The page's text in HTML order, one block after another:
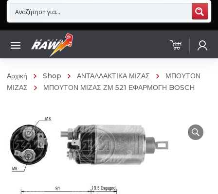
Αρχική Shop ΑΝΤΑΛΛΑΚΤΙΚΑ ΜΙΖΑΣ
ΜΠΟΥΤΟΝ
ΜΙΖΑΣ
ΜΠΟΥΤΟΝ ΜΙΖΑΣ ΖΜ 521 ΕΦΑΡΜΟΓΗ BOSCH